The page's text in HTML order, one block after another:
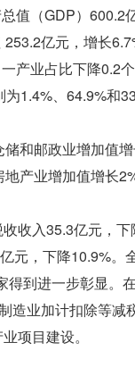
值（GDP）600.2
亿元，增长
产业占比下降0.2
1.4%、64.9%和
和邮政业增加值
产业增加值增长
收入35.3亿元，
元，下降10.9%
到进一步彰显。
造业加计扣除等
项目建设。